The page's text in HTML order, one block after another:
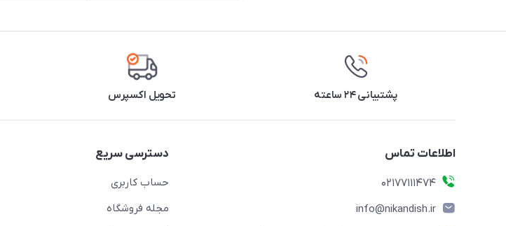
پشتیبانی ۲۴ ساعته تحویل اکسپرس
اطلاعات تماس
02177111474
info@nikandish.ir
دسترسی سریع
حساب کاربری
مجله فروشگاه